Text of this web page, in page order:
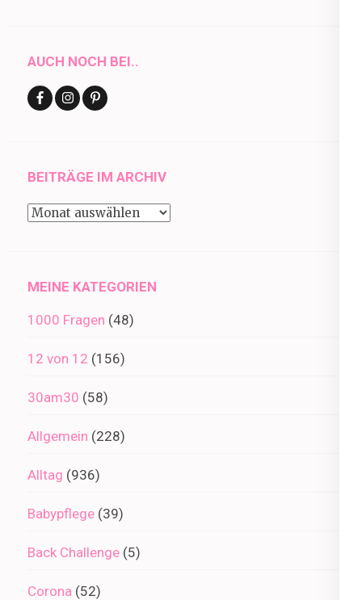
AUCH NOCH BEI..
BEITRÄGE IM ARCHIV
Beiträge
MEINE KATEGORIEN
1000 Fragen (48)
12 von 12 (156)
30am30 (58)
Allgemein (228)
Alltag (936)
Babypflege (39)
Back Challenge (5)
Corona (52)